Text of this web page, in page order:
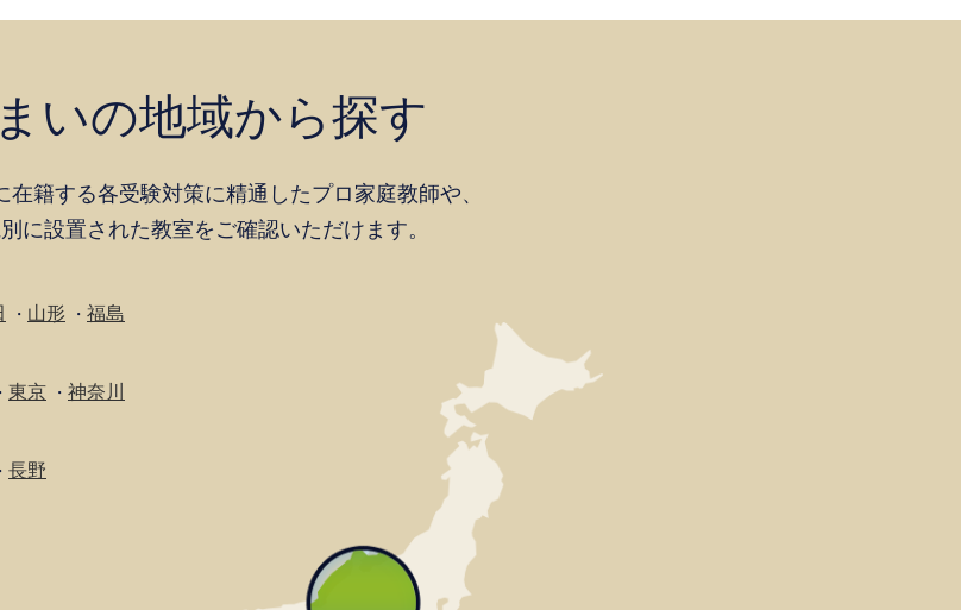
いの地域から探す
在籍する各受験対策に精通したプロ家庭教師や、
に設置された教室をご確認いただけます。
・ 山形 ・ 福島
東京 ・ 神奈川
長野